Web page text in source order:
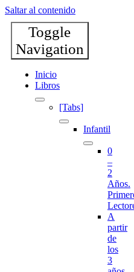
Saltar al contenido
Toggle
Navigation
Inicio
Libros
[Tabs]
Infantil
0
–
2
Años.
A
partir
de
los
3